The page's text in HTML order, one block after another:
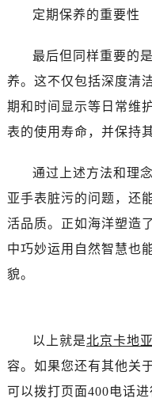
定期保养的重要性
最后但同样重要的
养。这不仅包括深度清
期和时间显示等日常维
表的使用寿命，并保持
通过上述方法和理
亚手表脏污的问题，还
活品质。正如海洋塑造
中巧妙运用自然智慧也
貌。
以上就是北京卡地
容。如果您还有其他关
可以拨打页面400电话